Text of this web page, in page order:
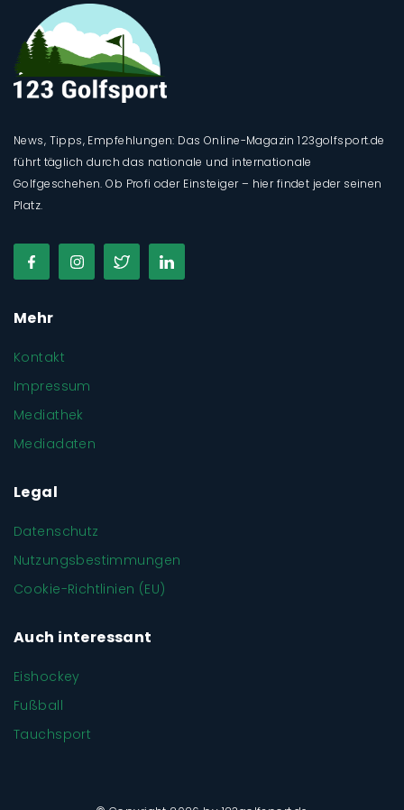
News, Tipps, Empfehlungen: Das Online-Magazin 123golfsport.de
führt täglich durch das nationale und internationale
Golfgeschehen. Ob Profi oder Einsteiger – hier findet jeder seinen
Platz.
Mehr
Kontakt
Impressum
Mediathek
Mediadaten
Legal
Datenschutz
Nutzungsbestimmungen
Cookie-Richtlinien (EU)
Auch interessant
Eishockey
Fußball
Tauchsport